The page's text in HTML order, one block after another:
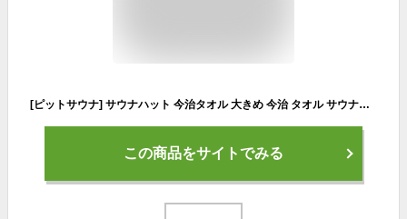
[ピットサウナ] サウナハット 今治タオル 大きめ 今治 タオル サウナキャップ 日本製 正規品 (大きめサイズ ネイビー×ベージュ)
この商品をサイトでみる